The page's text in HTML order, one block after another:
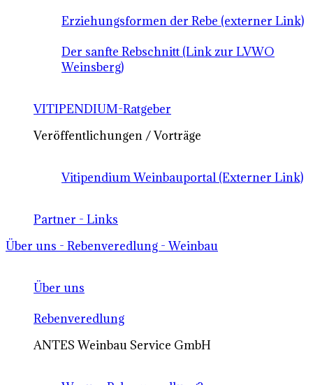
Erziehungsformen der Rebe (externer Link)
Der sanfte Rebschnitt (Link zur LVWO
Weinsberg)
VITIPENDIUM-Ratgeber
Veröffentlichungen / Vorträge
Vitipendium Weinbauportal (Externer Link)
Partner - Links
Über uns - Rebenveredlung - Weinbau
Über uns
Rebenveredlung
ANTES Weinbau Service GmbH